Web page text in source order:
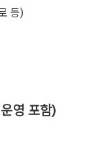
등)
영 포함)